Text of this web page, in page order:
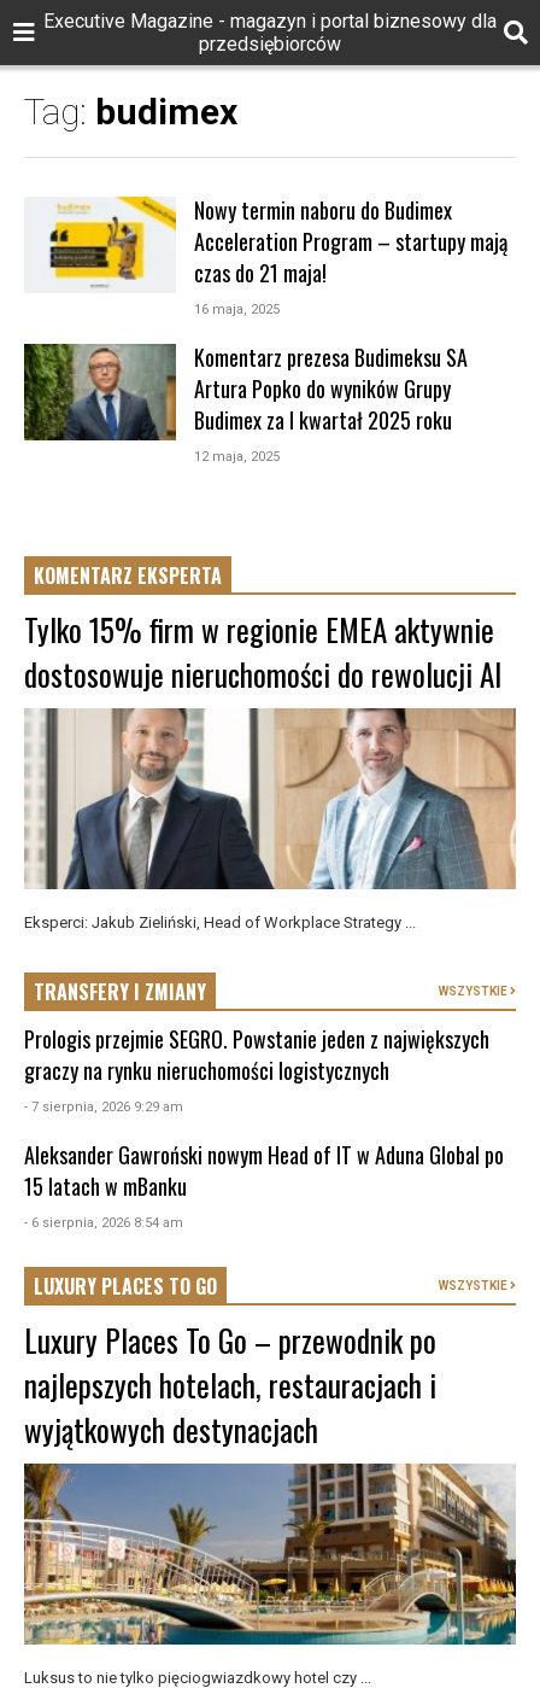
Executive Magazine - magazyn i portal biznesowy dla
przedsiębiorców
Tag: budimex
Nowy termin naboru do Budimex
Acceleration Program ‎‎– startupy mają
czas do 21 maja! ‎
16 maja, 2025
Komentarz prezesa Budimeksu SA
Artura Popko do wyników Grupy
Budimex za I kwartał 2025 roku
12 maja, 2025
KOMENTARZ EKSPERTA
Tylko 15% firm w regionie EMEA aktywnie
dostosowuje nieruchomości do rewolucji AI
Eksperci: Jakub Zieliński, Head of Workplace Strategy ...
TRANSFERY I ZMIANY WSZYSTKIE
Prologis przejmie SEGRO. Powstanie jeden z największych
graczy na rynku nieruchomości logistycznych
- 7 sierpnia, 2026 9:29 am
Aleksander Gawroński nowym Head of IT w Aduna Global po
15 latach w mBanku
- 6 sierpnia, 2026 8:54 am
LUXURY PLACES TO GO WSZYSTKIE
Luxury Places To Go – przewodnik po
najlepszych hotelach, restauracjach i
wyjątkowych destynacjach
Luksus to nie tylko pięciogwiazdkowy hotel czy ...